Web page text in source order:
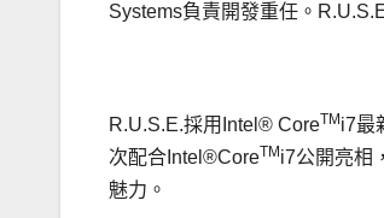
Systems負責開發重任。
R.U.S.E.採用Intel® CoreTM i7最
次配合Intel®CoreTM i7公開亮相
魅力。